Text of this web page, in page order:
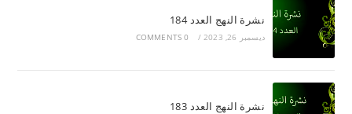
نشرة النهج العدد 184
ديسمبر 26, 2023 /
0 COMMENTS
نشرة النهج العدد 183